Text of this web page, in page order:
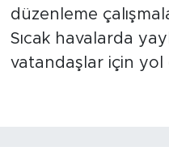
düzenleme
Sıcak havalarda
vatandaşlar için yol